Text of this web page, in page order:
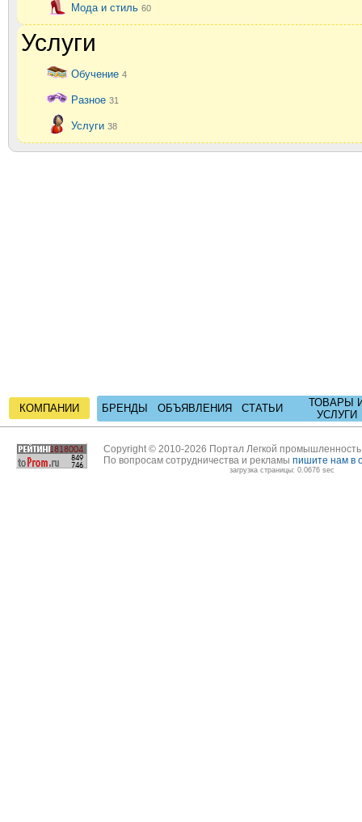
Мода и стиль 60
Услуги
Обучение 4
Разное 31
Услуги 38
КОМПАНИИ БРЕНДЫ ОБЪЯВЛЕНИЯ СТАТЬИ
ТОВАРЫ
УСЛУГИ
Copyright © 2010-2026 Портал Легкой
По вопросам сотрудничества и рекламы пишите нам в
загрузка страницы: 0.0676 sec